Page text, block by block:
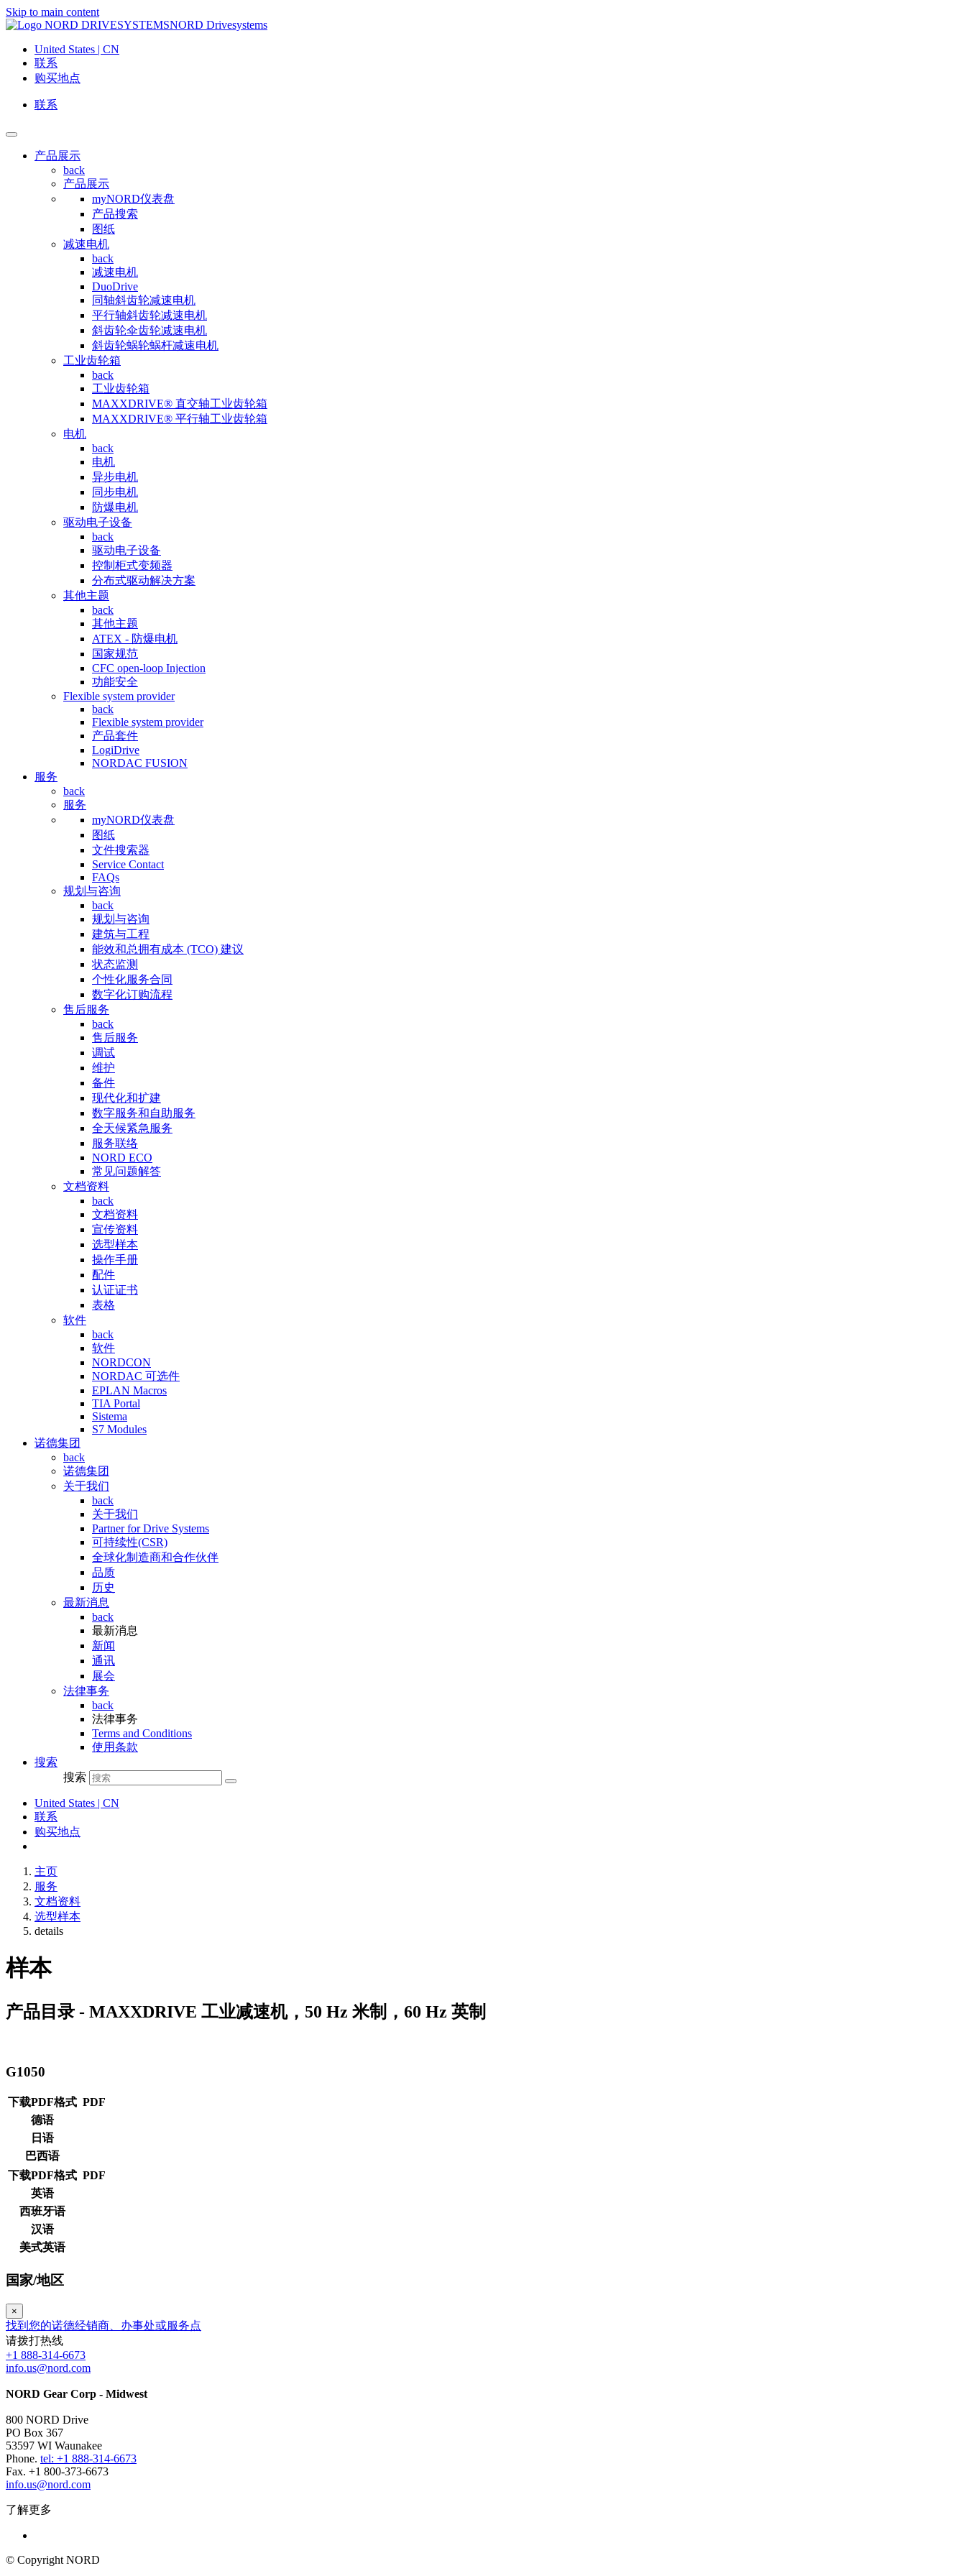
Skip to main content
NORD Drivesystems
United States | CN
联系
购买地点
联系
产品展示
back
产品展示
myNORD仪表盘
产品搜索
图纸
减速电机
back
减速电机
DuoDrive
同轴斜齿轮减速电机
平行轴斜齿轮减速电机
斜齿轮伞齿轮减速电机
斜齿轮蜗轮蜗杆减速电机
工业齿轮箱
back
工业齿轮箱
MAXXDRIVE® 直交轴工业齿轮箱
MAXXDRIVE® 平行轴工业齿轮箱
电机
back
电机
异步电机
同步电机
防爆电机
驱动电子设备
back
驱动电子设备
控制柜式变频器
分布式驱动解决方案
其他主题
back
其他主题
ATEX - 防爆电机
国家规范
CFC open-loop Injection
功能安全
Flexible system provider
back
Flexible system provider
产品套件
LogiDrive
NORDAC FUSION
服务
back
服务
myNORD仪表盘
图纸
文件搜索器
Service Contact
FAQs
规划与咨询
back
规划与咨询
建筑与工程
能效和总拥有成本 (TCO) 建议
状态监测
个性化服务合同
数字化订购流程
售后服务
back
售后服务
调试
维护
备件
现代化和扩建
数字服务和自助服务
全天候紧急服务
服务联络
NORD ECO
常见问题解答
文档资料
back
文档资料
宣传资料
选型样本
操作手册
配件
认证证书
表格
软件
back
软件
NORDCON
NORDAC 可选件
EPLAN Macros
TIA Portal
Sistema
S7 Modules
诺德集团
back
诺德集团
关于我们
back
关于我们
Partner for Drive Systems
可持续性(CSR)
全球化制造商和合作伙伴
品质
历史
最新消息
back
最新消息
新闻
通讯
展会
法律事务
back
法律事务
Terms and Conditions
使用条款
搜索
搜索
United States | CN
联系
购买地点
主页
服务
文档资料
选型样本
details
样本
产品目录 - MAXXDRIVE 工业减速机，50 Hz 米制，60 Hz 英制
G1050
下载PDF格式 PDF
德语
日语
巴西语
下载PDF格式 PDF
英语
西班牙语
汉语
美式英语
国家/地区
×
找到您的诺德经销商、办事处或服务点
请拨打热线
+1 888-314-6673
info.us@nord.com
NORD Gear Corp - Midwest
800 NORD Drive
PO Box 367
53597 WI Waunakee
Phone. tel: +1 888-314-6673
Fax. +1 800-373-6673
info.us@nord.com
了解更多
© Copyright NORD